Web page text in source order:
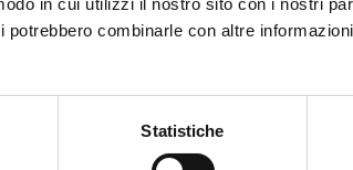
combinarle con altre
Statistiche
Abbinamenti: insaccati sia
Vinificazione
Scheda tecnica